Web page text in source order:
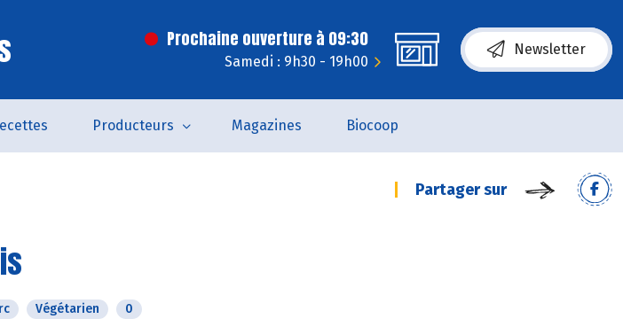
Prochaine ouverture à 09:30
Samedi : 9h30 - 19h00
Newsletter
Producteurs Magazines Biocoop
Partager sur
Végétarien 0